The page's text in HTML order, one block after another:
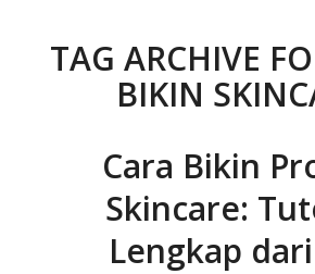
TAG ARCHIVE
BIKIN
Cara Bikin
Skincare:
Lengkap